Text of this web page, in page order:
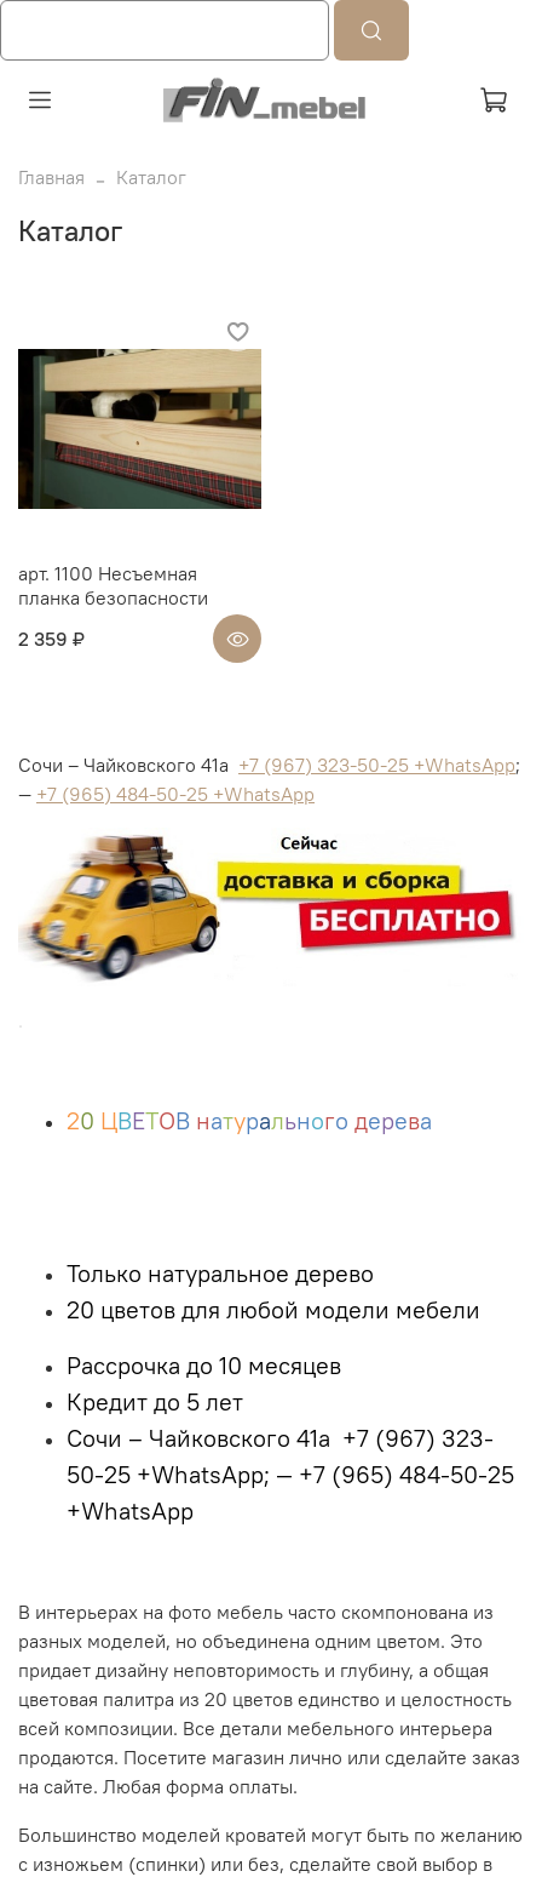
Главная Каталог
Каталог
арт. 1100 Несъемная
планка безопасности
2 359 ₽
Сочи – Чайковского 41а +7 (967) 323-50-25 +WhatsApp;
— +7 (965) 484-50-25 +WhatsApp
20 ЦВЕТОВ натурального дерева
Только натуральное дерево
20 цветов для любой модели мебели
Рассрочка до 10 месяцев
Кредит до 5 лет
Сочи – Чайковского 41а +7 (967) 323-
50-25 +WhatsApp; — +7 (965) 484-50-25
+WhatsApp
В интерьерах на фото мебель часто скомпонована из
разных моделей, но объединена одним цветом. Это
придает дизайну неповторимость и глубину, а общая
цветовая палитра из 20 цветов единство и целостность
всей композиции. Все детали мебельного интерьера
продаются. Посетите магазин лично или сделайте заказ
на сайте. Любая форма оплаты.
Большинство моделей кроватей могут быть по желанию
с изножьем (спинки) или без, сделайте свой выбор в